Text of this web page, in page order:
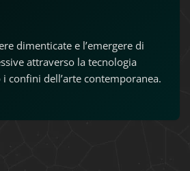
dimenticate e l’emergere di
attraverso la tecnologia
confini dell’arte contemporanea.